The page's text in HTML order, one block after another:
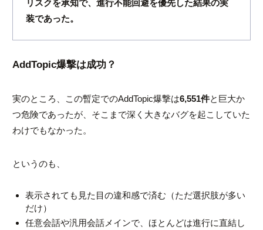
リスクを承知で、進行不能回避を優先した結果の実
装であった。
AddTopic爆撃は成功？
実のところ、この暫定でのAddTopic爆撃は6,551件と巨大か
つ危険であったが、そこまで深く大きなバグを起こしていた
わけでもなかった。
というのも、
表示されても見た目の違和感で済む（ただ選択肢が多い
だけ）
任意会話や汎用会話メインで、ほとんどは進行に直結し